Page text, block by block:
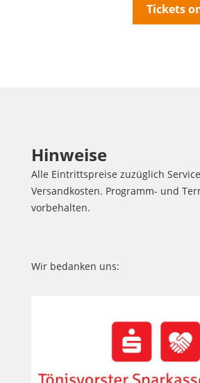
Tickets
Hinweise
Alle Eintrittspreise zuzüglich
Versandkosten. Programm- und
vorbehalten.
Wir bedanken uns: